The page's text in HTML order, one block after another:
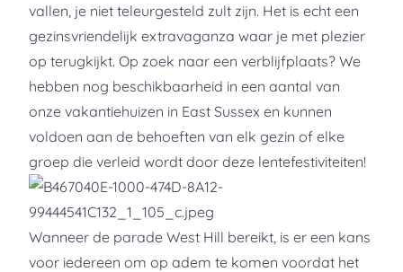
vallen, je niet teleurgesteld zult zijn. Het is echt een
gezinsvriendelijk extravaganza waar je met plezier
op terugkijkt. Op zoek naar een verblijfplaats? We
hebben nog beschikbaarheid in een aantal van
onze vakantiehuizen in East Sussex en kunnen
voldoen aan de behoeften van elk gezin of elke
groep die verleid wordt door deze lentefestiviteiten!
Wanneer de parade West Hill bereikt, is er een kans
voor iedereen om op adem te komen voordat het